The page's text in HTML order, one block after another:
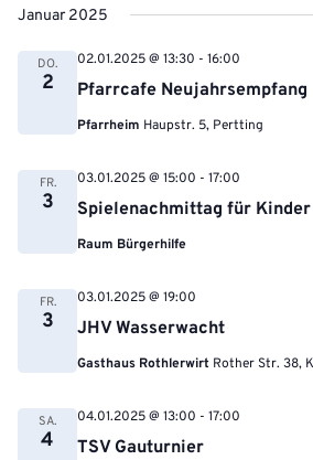
Januar 2025
DO.
2 Pfarrcafe Neujahrsempfang
02.01.2025 @ 13:30 - 16:00
Pfarrheim Haupstr. 5, Pertting
FR.
3 Spielenachmittag für Kinder
03.01.2025 @ 15:00 - 17:00
Raum Bürgerhilfe
FR.
3 JHV Wasserwacht
03.01.2025 @ 19:00
Gasthaus Rothlerwirt Rother Str. 38,
SA.
4 TSV Gauturnier
04.01.2025 @ 13:00 - 17:00